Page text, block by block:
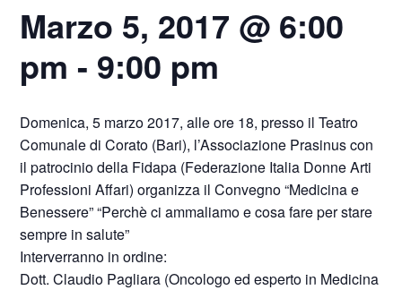
Marzo 5, 2017 @ 6:00
pm - 9:00 pm
Domenica, 5 marzo 2017, alle ore 18, presso il Teatro
Comunale di Corato (Bari), l’Associazione Prasinus con
il patrocinio della Fidapa (Federazione Italia Donne Arti
Professioni Affari) organizza il Convegno “Medicina e
Benessere” “Perchè ci ammaliamo e cosa fare per stare
sempre in salute”
Interverranno in ordine:
Dott. Claudio Pagliara (Oncologo ed esperto in Medicina